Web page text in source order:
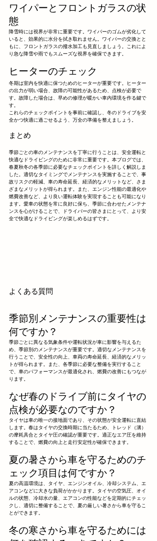
ワイパーとフロントガラスの状
態
降雪時には視界が非常に重要です。ワイパーのゴムが劣化して
いると、効果的に水分を拭き取れません。ワイパーの交換とと
もに、フロントガラスの撥水加工も見直しましょう。これによ
り急な降雪や雨でもスムーズな視界を確保できます。
ヒーターのチェック
冬期は室内を快適に保つためのヒーターが重要です。ヒーター
の出力が弱い場合、故障の可能性があるため、点検が必要で
す。故障した場合は、早めの修理が暖かい車内環境を作る鍵で
す。
これらのチェックポイントを事前に確認し、冬のドライブを安
全かつ快適に過ごせるよう、万全の準備を整えましょう。
まとめ
季節ごとの車のメンテナンスを丁寧に行うことは、安全運転と
快適なドライビングのために非常に重要です。本ブログでは、
春夏秋冬の各季節に必要なチェックポイントを詳しく解説しま
した。適切なタイミングでメンテナンスを実施することで、事
故リスクの軽減、車の寿命延長、経済的なメリットなど、さま
ざまなメリットが得られます。また、エンジン性能の最適化や
燃費改善など、より良い運転体験を実現することも可能になり
ます。愛車の状態を常に良好に保ち、季節に合わせたメンテナ
ンスを心がけることで、ドライバーの皆さまにとって、より安
全で快適なドライビングが楽しめるはずです。
よくある質問
季節別メンテナンスの重要性は
何ですか？
季節ごとに異なる気象条件や運転状況が車に影響を与えるた
め、季節別のメンテナンスが重要です。適切なメンテナンスを
行うことで、安全性の向上、車両の寿命延長、経済的なメリッ
トが得られます。また、各季節に必要な整備を実行すること
で、車のパフォーマンスが最適化され、燃費の改善にもつなが
ります。
なぜ春のドライブ前にタイヤの
点検が必要なのですか？
タイヤは車の唯一の接地面であり、その状態が安全運転に直結
します。春はタイヤの交換時期に当たるため、トレッド（溝）
の摩耗具合とタイヤ圧の確認が重要です。適正なエア圧を維持
することで、燃費の向上と走行安定性が確保できます。
夏の暑さから車を守るためのチ
ェック項目は何ですか？
夏の高温環境は、タイヤ、エンジンオイル、冷却システム、エ
アコンなどに大きな負荷がかかります。タイヤの空気圧、オイ
ルの状態、冷却水の量、エアコンの性能などを定期的にチェッ
クし、適切に整備することで、夏の厳しい暑さから車を守るこ
とができます。
冬の寒さから車を守るためには